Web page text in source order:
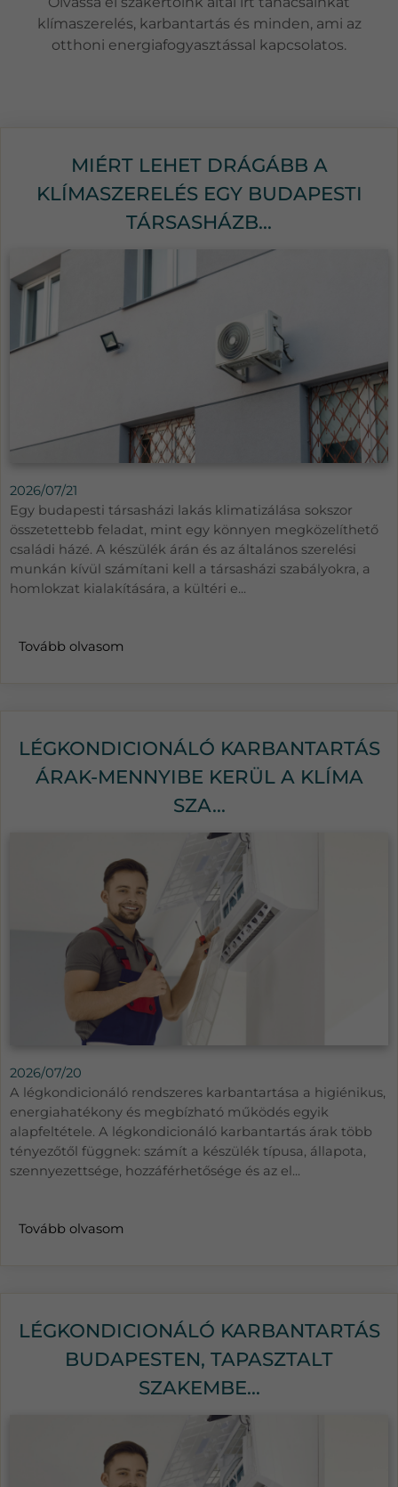
klímaszerelés, karbantartás és minden, ami az
otthoni energiafogyasztással kapcsolatos.
MIÉRT LEHET DRÁGÁBB A
KLÍMASZERELÉS EGY BUDAPESTI
TÁRSASHÁZB...
2026/07/21
Egy budapesti társasházi lakás klimatizálása sokszor
összetettebb feladat, mint egy könnyen megközelíthető
családi házé. A készülék árán és az általános szerelési
munkán kívül számítani kell a társasházi szabályokra, a
homlokzat kialakítására, a kültéri e...
Tovább olvasom
LÉGKONDICIONÁLÓ KARBANTARTÁS
ÁRAK-MENNYIBE KERÜL A KLÍMA
SZA...
2026/07/20
A légkondicionáló rendszeres karbantartása a higiénikus,
energiahatékony és megbízható működés egyik
alapfeltétele. A légkondicionáló karbantartás árak több
tényezőtől függnek: számít a készülék típusa, állapota,
szennyezettsége, hozzáférhetősége és az el...
Tovább olvasom
LÉGKONDICIONÁLÓ KARBANTARTÁS
BUDAPESTEN, TAPASZTALT
SZAKEMBE...